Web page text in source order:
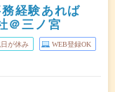
経験あれば
＠三ノ宮
が休み WEB登録OK